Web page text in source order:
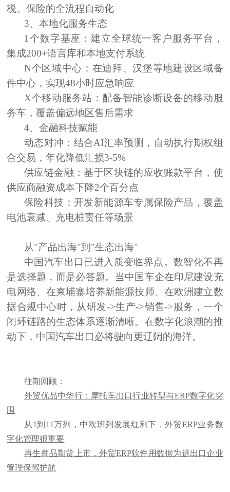
税、保险的全流程自动化
3、本地化服务生态
1个数字基座：建立全球统一客户服务平台，
集成200+语言库和本地支付系统
N个区域中心： 在迪拜、汉堡等地建设区域备
件中心，实现48小时应急响应
X个移动服务站： 配备智能诊断设备的移动服
务车，覆盖偏远地区售后需求
4、金融科技赋能
动态对冲： 结合AI汇率预测，自动执行期权组
合交易，年化降低汇损3-5%
供应链金融：基于区块链的应收账款平台，使
供应商融资成本下降2个百分点
保险科技：开发新能源车专属保险产品，覆盖
电池衰减、充电桩责任等场景
从"产品出海"到"生态出海"
中国汽车出口已进入质变临界点。数智化不再
是选择题，而是必答题。当中国车企在印尼建设充
电网络、在柬埔寨培养新能源技师、在欧洲建立数
据合规中心时，从研发->生产->销售->服务 ，一个
闭环链路的生态体系逐渐清晰。在数字化浪潮的推
动下，中国汽车出口必将驶向更辽阔的海洋。
往期回顾：
外贸优品中华行：摩托车出口行业转型与ERP数字化突
围
从1到11万列，中欧班列发展红利下，外贸ERP业务数
字化管理很重要
再生商品期货上市，外贸ERP软件用数据为进出口企业
管理保驾护航